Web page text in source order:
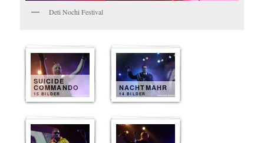
Deti Nochi Festival
SUICIDE
COMMANDO
15 BILDER
NACHTMAHR
14 BILDER